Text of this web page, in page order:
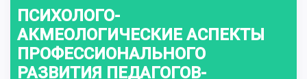
ПСИХОЛОГО-
АКМЕОЛОГИЧЕСКИЕ АСПЕКТЫ
ПРОФЕССИОНАЛЬНОГО
РАЗВИТИЯ ПЕДАГОГОВ-